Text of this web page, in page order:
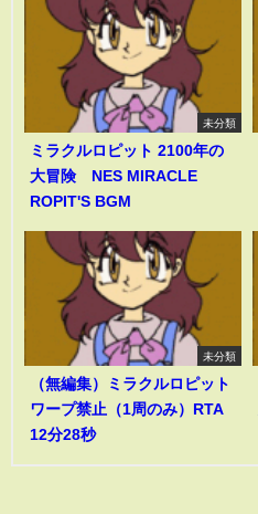
未分類
ミラクルロピット 2100年の
大冒険 NES MIRACLE
ROPIT'S BGM
未分類
（無編集）ミラクルロピット
ワープ禁止（1周のみ）RTA
12分28秒